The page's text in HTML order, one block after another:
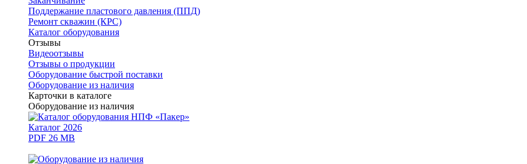
Поддержание пластового давления (ППД)
Ремонт скважин (КРС)
Каталог оборудования
Отзывы
Видеоотзывы
Отзывы о продукции
Оборудование быстрой поставки
Оборудование из наличия
Карточки в каталоге
Оборудование из наличия
Каталог 2026
PDF 26 MB